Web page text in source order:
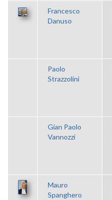
Francesco
Danuso
Paolo
Strazzolini
Gian Paolo
Vannozzi
Mauro
Spanghero